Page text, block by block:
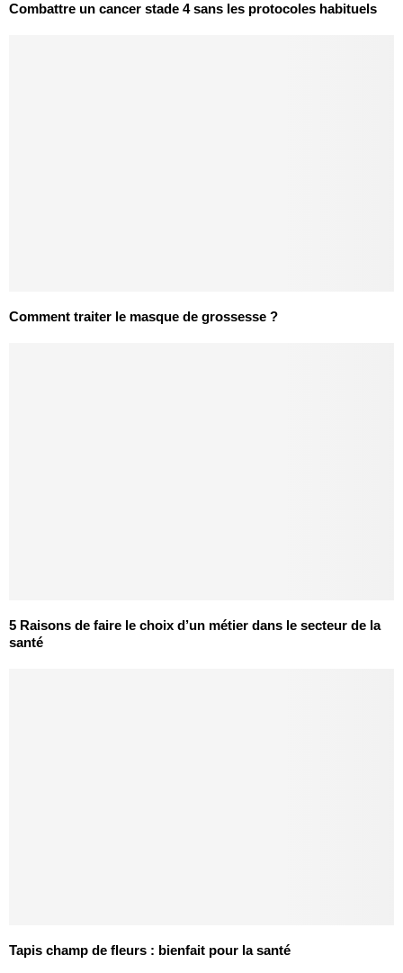
Combattre un cancer stade 4 sans les protocoles habituels
Comment traiter le masque de grossesse ?
5 Raisons de faire le choix d’un métier dans le secteur de la
santé
Tapis champ de fleurs : bienfait pour la santé